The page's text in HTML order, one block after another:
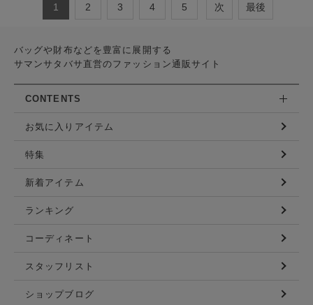
1
2 3 4 5 次 最後
バッグや財布などを豊富に展開する
サマンサタバサ直営のファッション通販サイト
CONTENTS
お気に入りアイテム
特集
新着アイテム
ランキング
コーディネート
スタッフリスト
ショップブログ